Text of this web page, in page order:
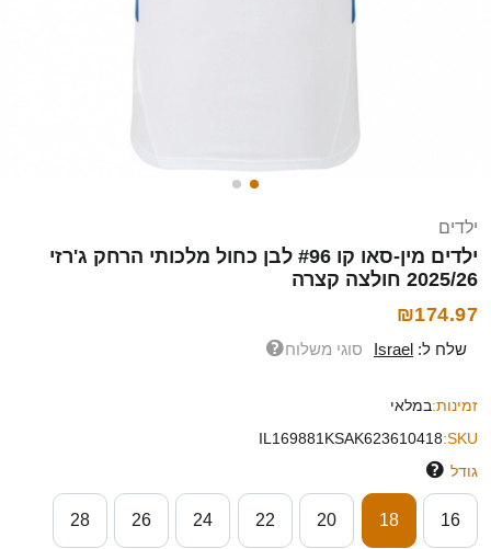
ילדים
ילדים מין-סאו קו #96 לבן כחול מלכותי הרחק ג'רזי
2025/26 חולצה קצרה
₪174.97
שלח ל: Israel סוגי משלוח
זמינות:במלאי
SKU:
IL169881KSAK623610418
גודל
16
18
20
22
24
26
28